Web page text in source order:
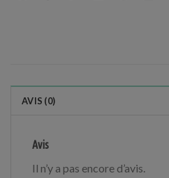
AVIS (0)
Avis
Il n’y a pas encore d’avis.